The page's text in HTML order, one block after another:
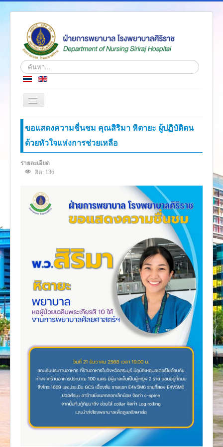
ค้นหา...
สลับ
เก
ชั่น
หน้าแรก
ข่าว
เกี่ยวกับเรา
โครงสร้างองค์กร
ความรู้สู่ประชาชน
ตำราวิชาการ
งานวิเคราะห์/สังเคราะห์
Download
คำถาม/ร้องเรียน
ขอแสดงความชื่นชม คุณสิริมา หิตายะ ผู้ปฏิบัติตน
ด้วยหัวใจแห่งการช่วยเหลือ
รายละเอียด
ฮิต: 136